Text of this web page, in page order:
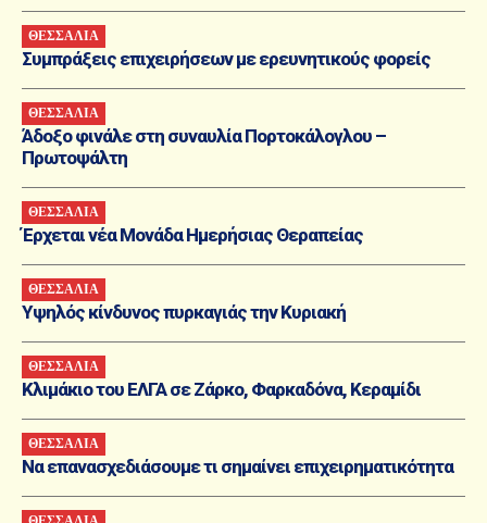
ΘΕΣΣΑΛΙΑ
Συμπράξεις επιχειρήσεων με ερευνητικούς φορείς
ΘΕΣΣΑΛΙΑ
Άδοξο φινάλε στη συναυλία Πορτοκάλογλου –
Πρωτοψάλτη
ΘΕΣΣΑΛΙΑ
Έρχεται νέα Μονάδα Ημερήσιας Θεραπείας
ΘΕΣΣΑΛΙΑ
Υψηλός κίνδυνος πυρκαγιάς την Κυριακή
ΘΕΣΣΑΛΙΑ
Κλιμάκιο του ΕΛΓΑ σε Ζάρκο, Φαρκαδόνα, Κεραμίδι
ΘΕΣΣΑΛΙΑ
Nα επανασχεδιάσουμε τι σημαίνει επιχειρηματικότητα